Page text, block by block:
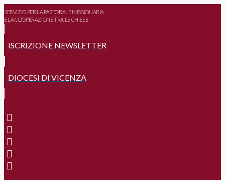
SERVIZIO PER LA PASTORALE MISSIONARIA
E LA COOPERAZIONE TRA LE CHIESE
ISCRIZIONE NEWSLETTER
DIOCESI DI VICENZA